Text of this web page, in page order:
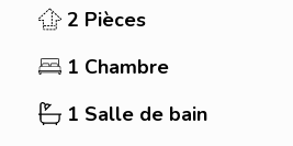
2 Pièces
1 Chambre
1 Salle de bain